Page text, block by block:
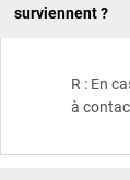
surviennent ?
R : En
à